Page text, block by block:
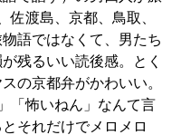
佐渡島、京都、鳥取、
語ではなくて、男たち
残るいい読後感。とく
の京都弁がかわいい。
「怖いねん」なんて言
それだけでメロメロ